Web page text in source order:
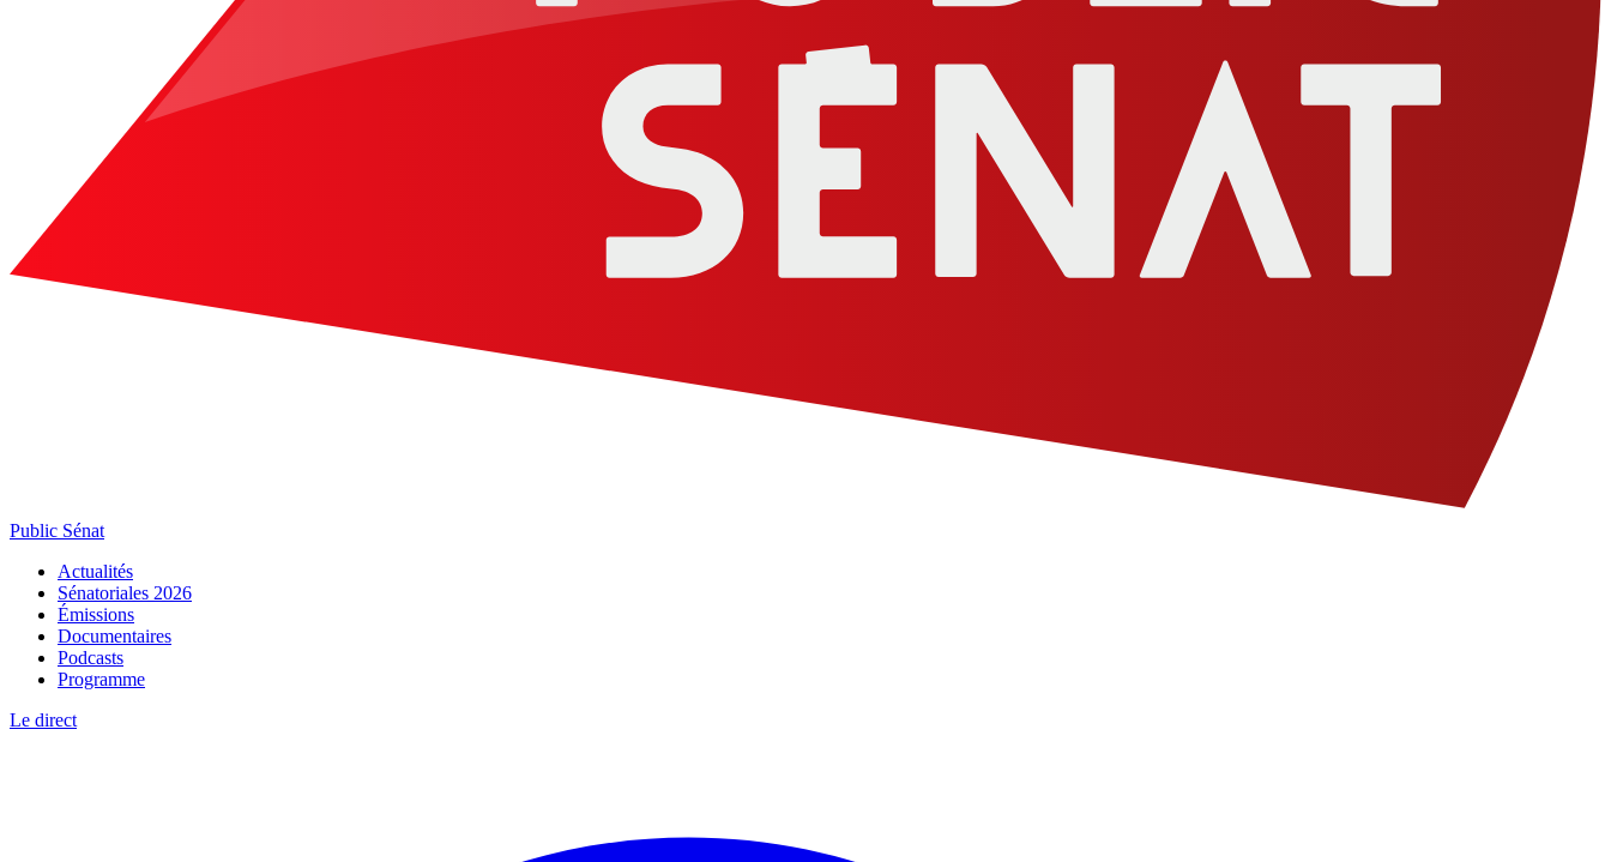
Public Sénat
Actualités
Sénatoriales 2026
Émissions
Documentaires
Podcasts
Programme
Le direct